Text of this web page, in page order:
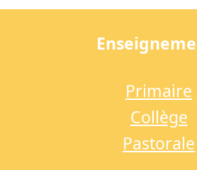
post:
post:
Primaire
Collège
Pastorale